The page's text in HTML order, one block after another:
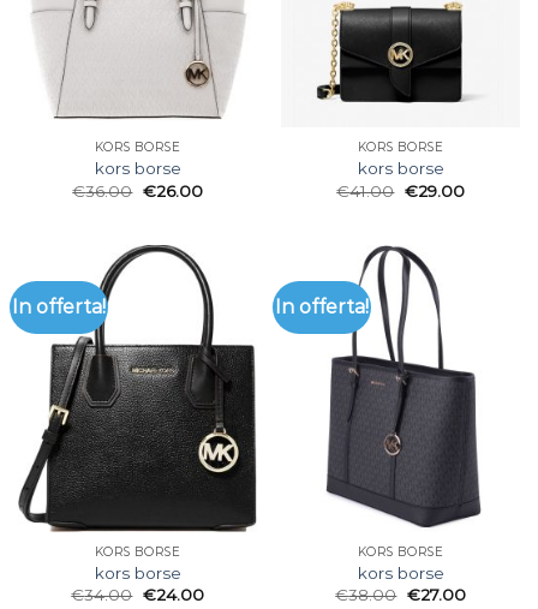
KORS BORSE
kors borse
€36.00 €26.00
KORS BORSE
kors borse
€41.00 €29.00
In offerta!
KORS BORSE
kors borse
€34.00 €24.00
In offerta!
KORS BORSE
kors borse
€38.00 €27.00